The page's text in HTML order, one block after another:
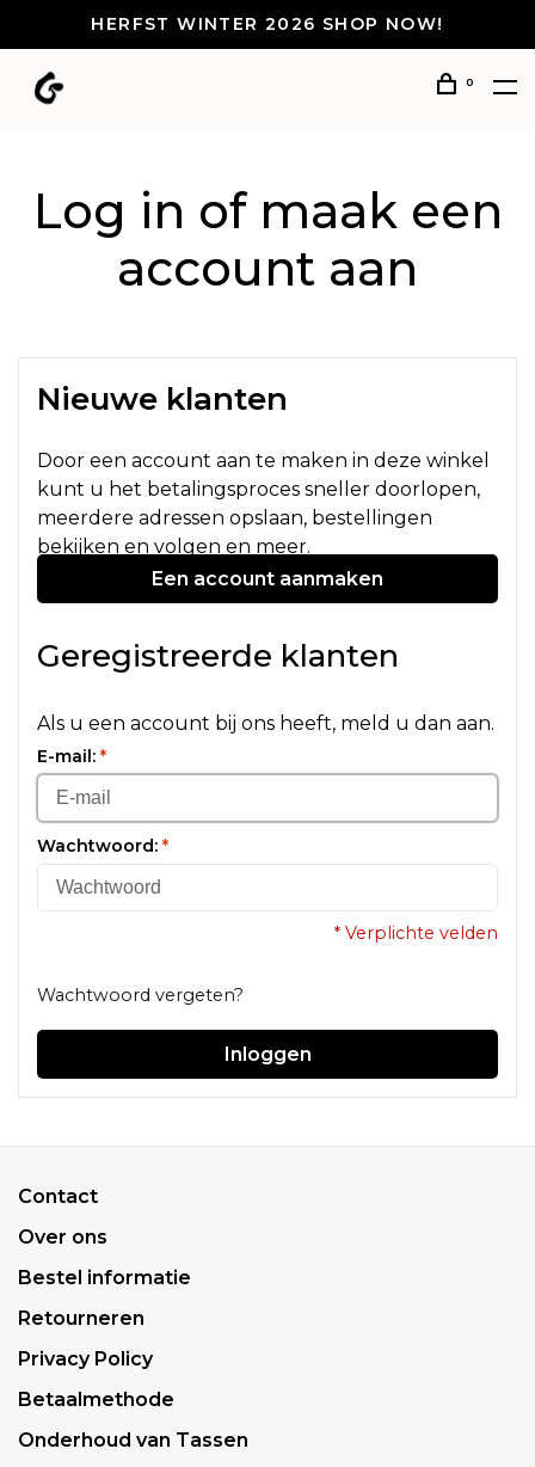
HERFST WINTER 2026 SHOP NOW!
0
Log in of maak een
account aan
Nieuwe klanten
Door een account aan te maken in deze winkel
kunt u het betalingsproces sneller doorlopen,
meerdere adressen opslaan, bestellingen
bekijken en volgen en meer.
Een account aanmaken
Geregistreerde klanten
Als u een account bij ons heeft, meld u dan aan.
E-mail: *
Wachtwoord: *
* Verplichte velden
Wachtwoord vergeten?
Inloggen
Contact
Over ons
Bestel informatie
Retourneren
Privacy Policy
Betaalmethode
Onderhoud van Tassen